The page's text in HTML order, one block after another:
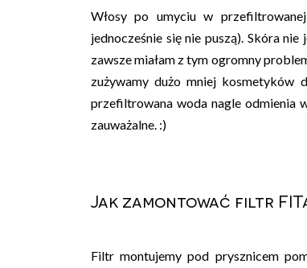
Włosy po umyciu w
jednocześnie się nie puszą). Skóra
zawsze miałam z tym ogromny
zużywamy dużo mniej
przefiltrowana woda nagle odmienia
zauważalne. :)
Jak zamontować filtr
Filtr montujemy pod prysznicem